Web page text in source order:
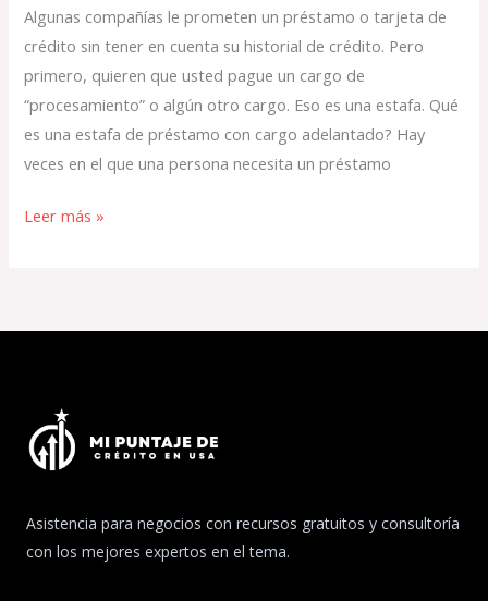
Algunas compañías le prometen un préstamo o tarjeta de
crédito sin tener en cuenta su historial de crédito. Pero
primero, quieren que usted pague un cargo de
“procesamiento” o algún otro cargo. Eso es una estafa. Qué
es una estafa de préstamo con cargo adelantado? Hay
veces en el que una persona necesita un préstamo
Leer más »
Asistencia para negocios con recursos gratuitos y consultoría
con los mejores expertos en el tema.